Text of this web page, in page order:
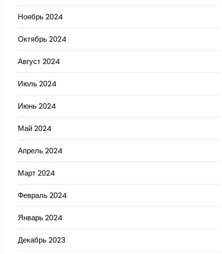
Ноябрь 2024
Октябрь 2024
Август 2024
Июль 2024
Июнь 2024
Май 2024
Апрель 2024
Март 2024
Февраль 2024
Январь 2024
Декабрь 2023